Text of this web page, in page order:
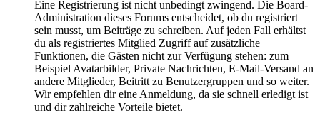
Eine Registrierung ist nicht unbedingt zwingend. Die Board-
Administration dieses Forums entscheidet, ob du registriert
sein musst, um Beiträge zu schreiben. Auf jeden Fall erhältst
du als registriertes Mitglied Zugriff auf zusätzliche
Funktionen, die Gästen nicht zur Verfügung stehen: zum
Beispiel Avatarbilder, Private Nachrichten, E-Mail-Versand an
andere Mitglieder, Beitritt zu Benutzergruppen und so weiter.
Wir empfehlen dir eine Anmeldung, da sie schnell erledigt ist
und dir zahlreiche Vorteile bietet.